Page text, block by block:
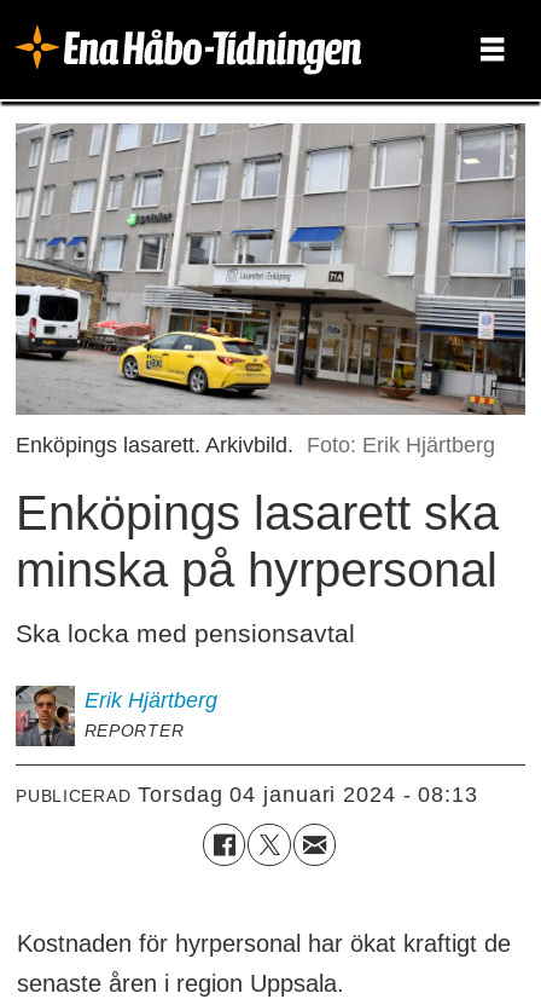
Enköpings lasarett. Arkivbild. Foto: Erik Hjärtberg
Enköpings lasarett ska
minska på hyrpersonal
Ska locka med pensionsavtal
Erik Hjärtberg
REPORTER
PUBLICERAD torsdag 04 januari 2024 - 08:13
Kostnaden för hyrpersonal har ökat kraftigt de
senaste åren i region Uppsala.